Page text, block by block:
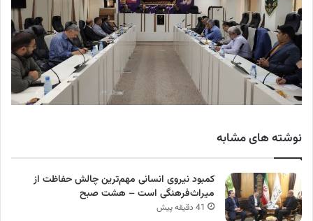
نوشته های مشابه
کمبود نیروی انسانی مهم‌ترین چالش حفاظت از
میراث‌فرهنگی است – هشت صبح
41 دقیقه پیش